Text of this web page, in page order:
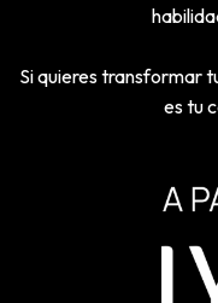
Si quieres transformar
es tu